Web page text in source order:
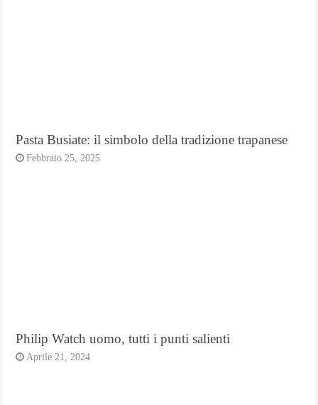
Pasta Busiate: il simbolo della tradizione trapanese
Febbraio 25, 2025
Philip Watch uomo, tutti i punti salienti
Aprile 21, 2024